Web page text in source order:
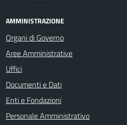
AMMINISTRAZIONE
Organi di Governo
Aree Amministrative
Uffici
Documenti e Dati
Enti e Fondazioni
Personale Amministrativo